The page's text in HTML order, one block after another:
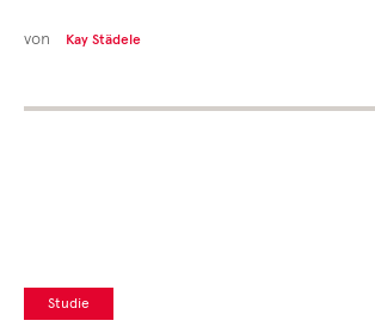
von Kay Städele
Studie